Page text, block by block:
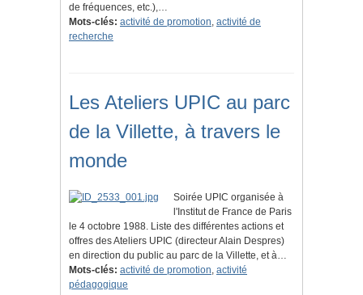
de fréquences, etc.),…
Mots-clés: activité de promotion, activité de
recherche
Les Ateliers UPIC au parc
de la Villette, à travers le
monde
Soirée UPIC organisée à
l'Institut de France de Paris
le 4 octobre 1988. Liste des différentes actions et
offres des Ateliers UPIC (directeur Alain Despres)
en direction du public au parc de la Villette, et à…
Mots-clés: activité de promotion, activité
pédagogique